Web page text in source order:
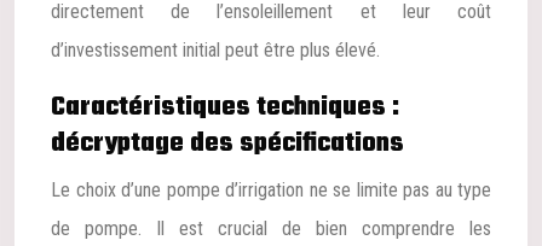
directement de l’ensoleillement et leur coût
d’investissement initial peut être plus élevé.
Caractéristiques techniques :
décryptage des spécifications
Le choix d’une pompe d’irrigation ne se limite pas au type
de pompe. Il est crucial de bien comprendre les